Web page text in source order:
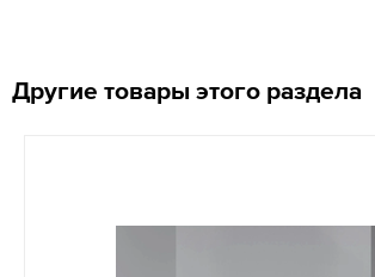
Другие товары этого раздела